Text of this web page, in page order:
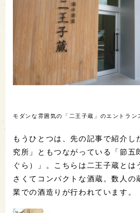
モダンな雰囲気の「二王子蔵」のエントラン
もうひとつは、先の記事で紹介し
究所」ともつながっている「節五
ぐら）」。こちらは二王子蔵とは
さくてコンパクトな酒蔵。数人の
業での酒造りが行われています。